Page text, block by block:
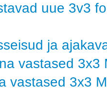
uue 3v3
ja
vastased 3x3
vastased 3x3